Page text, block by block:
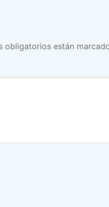
obligatorios están